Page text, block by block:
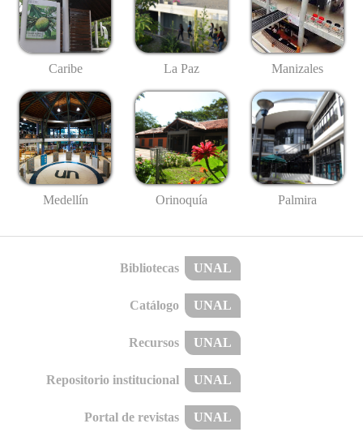
Caribe La Paz Manizales
Medellín Orinoquía Palmira
Bibliotecas UNAL
Catálogo UNAL
Recursos UNAL
Repositorio institucional UNAL
Portal de revistas UNAL